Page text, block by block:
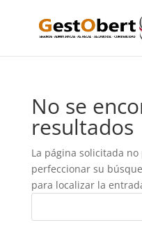
No se
resultados
La página solicitada
perfeccionar su
para localizar la